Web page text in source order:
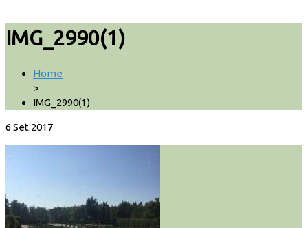
IMG_2990(1)
Home
>
IMG_2990(1)
6 Set.2017